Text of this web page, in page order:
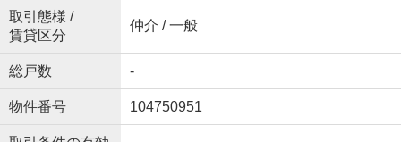
取引態様 /
賃貸区分
仲介 / 一般
総戸数 -
物件番号 104750951